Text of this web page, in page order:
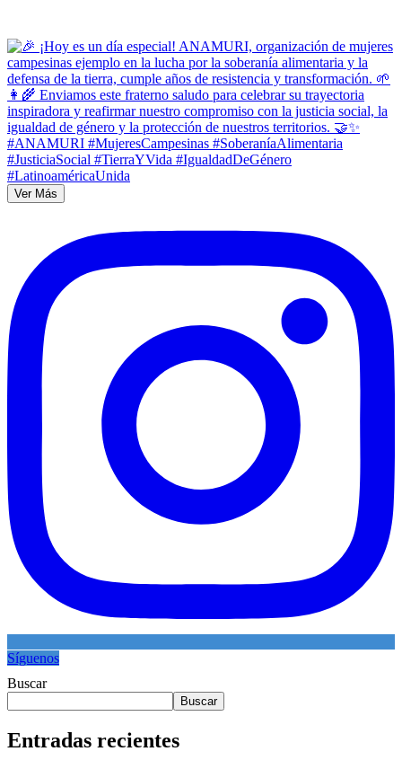
Ver Más
Síguenos
Buscar
Buscar
Entradas recientes